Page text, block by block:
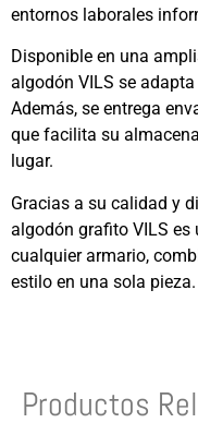
entornos laborales
Disponible en una
algodón VILS se
Además, se entrega
que facilita su
lugar.
Gracias a su calidad y
algodón grafito VILS es
cualquier armario,
estilo en una sola pieza.
Productos